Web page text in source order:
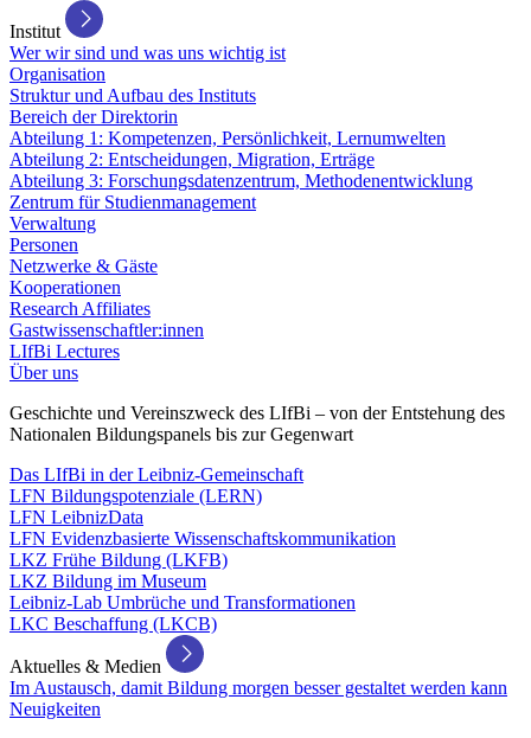
Institut
Wer wir sind und was uns wichtig ist
Organisation
Struktur und Aufbau des Instituts
Bereich der Direktorin
Abteilung 1: Kompetenzen, Persönlichkeit, Lernumwelten
Abteilung 2: Entscheidungen, Migration, Erträge
Abteilung 3: Forschungsdatenzentrum, Methodenentwicklung
Zentrum für Studienmanagement
Verwaltung
Personen
Netzwerke & Gäste
Kooperationen
Research Affiliates
Gastwissenschaftler:innen
LIfBi Lectures
Über uns
Geschichte und Vereinszweck des LIfBi – von der Entstehung des
Nationalen Bildungspanels bis zur Gegenwart
Das LIfBi in der Leibniz-Gemeinschaft
LFN Bildungspotenziale (LERN)
LFN LeibnizData
LFN Evidenzbasierte Wissenschaftskommunikation
LKZ Frühe Bildung (LKFB)
LKZ Bildung im Museum
Leibniz-Lab Umbrüche und Transformationen
LKC Beschaffung (LKCB)
Aktuelles & Medien
Im Austausch, damit Bildung morgen besser gestaltet werden kann
Neuigkeiten